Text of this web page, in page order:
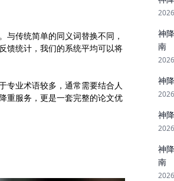
传统简单的同义词替换不同，
馈统计，我们的系统平均可以将
专业术语较多，通常需要结合人
重服务，更是一套完整的论文优
神
南
神
神
神
南